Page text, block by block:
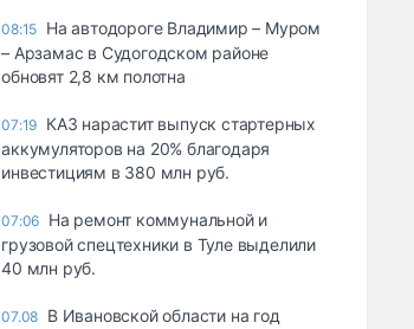
08:15 На автодороге Владимир – Муром
– Арзамас в Судогодском районе
обновят 2,8 км полотна
07:19 КАЗ нарастит выпуск стартерных
аккумуляторов на 20% благодаря
инвестициям в 380 млн руб.
07:06 На ремонт коммунальной и
грузовой спецтехники в Туле выделили
40 млн руб.
07.08 В Ивановской области на год